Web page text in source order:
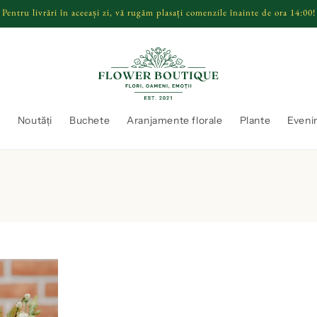
Pentru livrări în aceeași zi, vă rugăm plasați comenzile înainte de ora 14:00!
Noutăți Buchete Aranjamente florale Plante